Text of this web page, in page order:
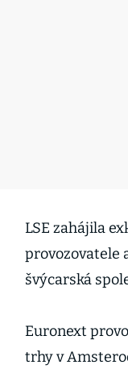
LSE zahájila
provozovatele
švýcarská
Euronext
trhy v